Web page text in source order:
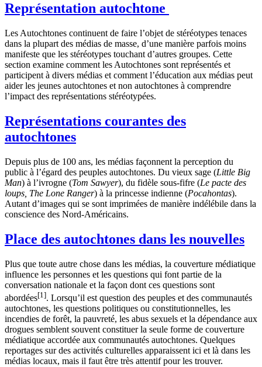
Représentation autochtone
Les Autochtones continuent de faire l’objet de stéréotypes tenaces
dans la plupart des médias de masse, d’une manière parfois moins
manifeste que les stéréotypes touchant d’autres groupes. Cette
section examine comment les Autochtones sont représentés et
participent à divers médias et comment l’éducation aux médias peut
aider les jeunes autochtones et non autochtones à comprendre
l’impact des représentations stéréotypées.
Représentations courantes des
autochtones
Depuis plus de 100 ans, les médias façonnent la perception du
public à l’égard des peuples autochtones. Du vieux sage (Little Big
Man) à l’ivrogne (Tom Sawyer), du fidèle sous-fifre (Le pacte des
loups, The Lone Ranger) à la princesse indienne (Pocahontas).
Autant d’images qui se sont imprimées de manière indélébile dans la
conscience des Nord-Américains.
Place des autochtones dans les nouvelles
Plus que toute autre chose dans les médias, la couverture médiatique
influence les personnes et les questions qui font partie de la
conversation nationale et la façon dont ces questions sont
abordées[1]. Lorsqu’il est question des peuples et des communautés
autochtones, les questions politiques ou constitutionnelles, les
incendies de forêt, la pauvreté, les abus sexuels et la dépendance aux
drogues semblent souvent constituer la seule forme de couverture
médiatique accordée aux communautés autochtones. Quelques
reportages sur des activités culturelles apparaissent ici et là dans les
médias locaux, mais il faut être très attentif pour les trouver.